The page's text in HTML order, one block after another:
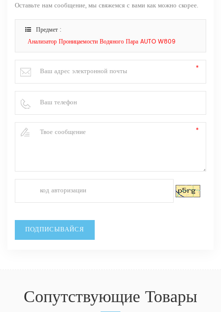
Оставьте нам сообщение, мы свяжемся с вами как можно скорее.
Предмет :
Анализатор Проницаемости Водяного Пара AUTO W809
Сопутствующие Товары